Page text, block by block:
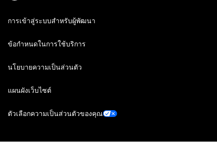
การเข้าสู่ระบบสำหรับผู้พัฒนา
ข้อกำหนดในการใช้บริการ
นโยบายความเป็นส่วนตัว
แผนผังเว็บไซต์
ตัวเลือกความเป็นส่วนตัวของคุณ